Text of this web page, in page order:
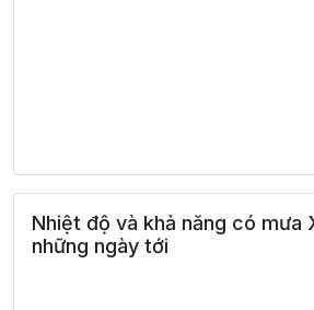
Nhiệt độ và khả năng có mưa
những ngày tới